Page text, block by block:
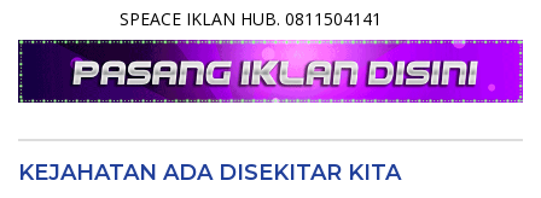
SPEACE IKLAN HUB. 0811504141
KEJAHATAN ADA DISEKITAR KITA